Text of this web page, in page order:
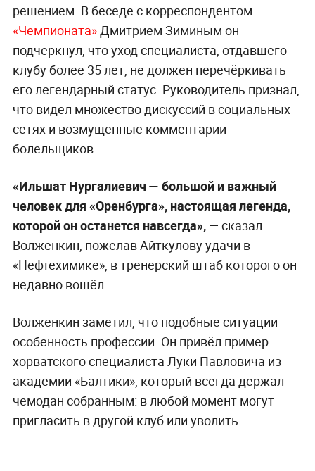
решением. В беседе с корреспондентом
«Чемпионата»Дмитрием Зиминым он
подчеркнул, что уход специалиста, отдавшего
клубу более 35 лет, не должен перечёркивать
его легендарный статус. Руководитель признал,
что видел множество дискуссий в социальных
сетях и возмущённые комментарии
болельщиков.
«Ильшат Нургалиевич — большой и важный
человек для «Оренбурга», настоящая легенда,
которой он останется навсегда», — сказал
Волженкин, пожелав Айткулову удачи в
«Нефтехимике», в тренерский штаб которого он
недавно вошёл.
Волженкин заметил, что подобные ситуации —
особенность профессии. Он привёл пример
хорватского специалиста Луки Павловича из
академии «Балтики», который всегда держал
чемодан собранным: в любой момент могут
пригласить в другой клуб или уволить.